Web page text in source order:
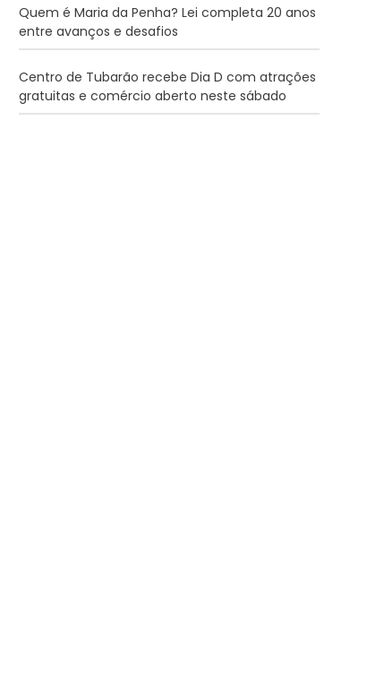
Quem é Maria da Penha? Lei completa 20 anos
entre avanços e desafios
Centro de Tubarão recebe Dia D com atrações
gratuitas e comércio aberto neste sábado